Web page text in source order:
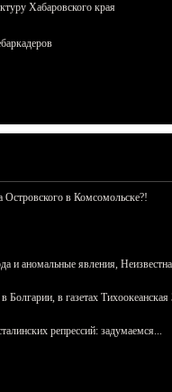
Хабаровского края
Островского в Комсомольске?!
и аномальные явления,
в газетах
репрессий: задумаемся...